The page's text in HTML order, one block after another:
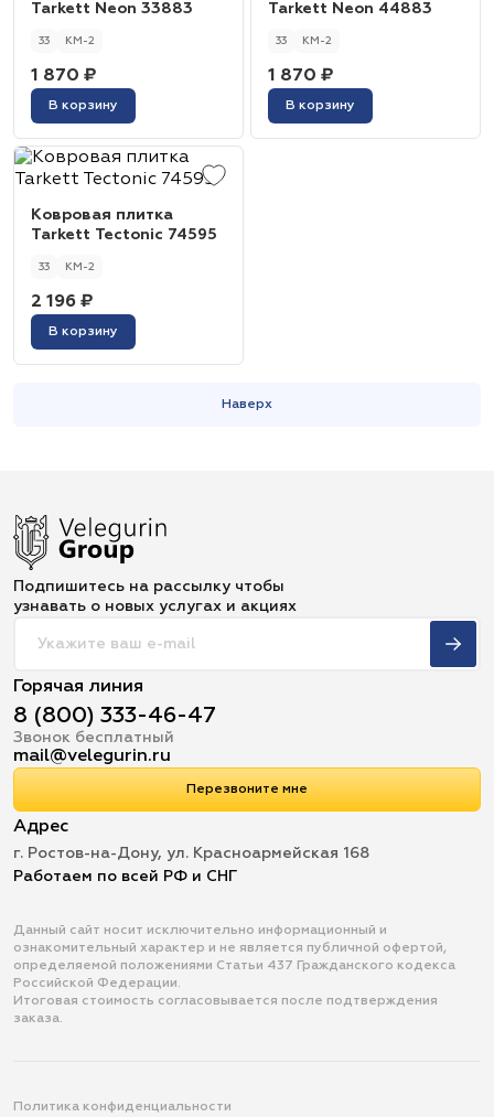
Tarkett Neon 33883
33 КМ-2
1 870 ₽
В корзину
Tarkett Neon 44883
33 КМ-2
1 870 ₽
В корзину
Ковровая плитка
Tarkett Tectonic 74595
33 КМ-2
2 196 ₽
В корзину
Наверх
Подпишитесь на рассылку чтобы
узнавать о новых услугах и акциях
Горячая линия
8 (800) 333-46-47
Звонок бесплатный
mail@velegurin.ru
Перезвоните мне
Адрес
г. Ростов-на-Дону, ул. Красноармейская 168
Работаем по всей РФ и СНГ
Данный сайт носит исключительно информационный и
ознакомительный характер и не является публичной офертой,
определяемой положениями Статьи 437 Гражданского кодекса
Российской Федерации.
Итоговая стоимость согласовывается после подтверждения
заказа.
Политика конфиденциальности